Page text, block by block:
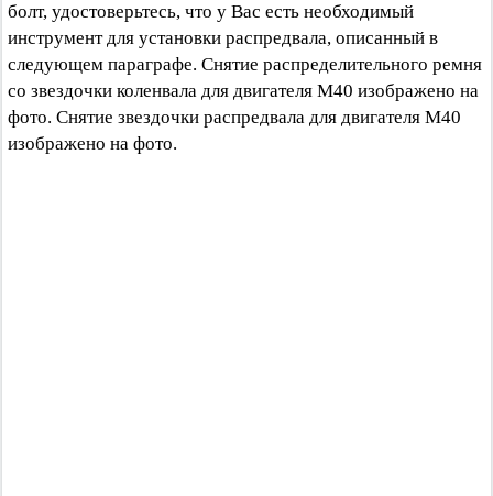
болт, удостоверьтесь, что у Вас есть необходимый
инструмент для установки распредвала, описанный в
следующем параграфе. Снятие распределительного ремня
со звездочки коленвала для двигателя М40 изображено на
фото. Снятие звездочки распредвала для двигателя М40
изображено на фото.